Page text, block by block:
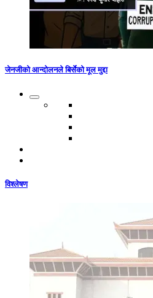
जेनजीको आन्दोलनले बिर्सेको मूल मुद्दा
विश्लेषण